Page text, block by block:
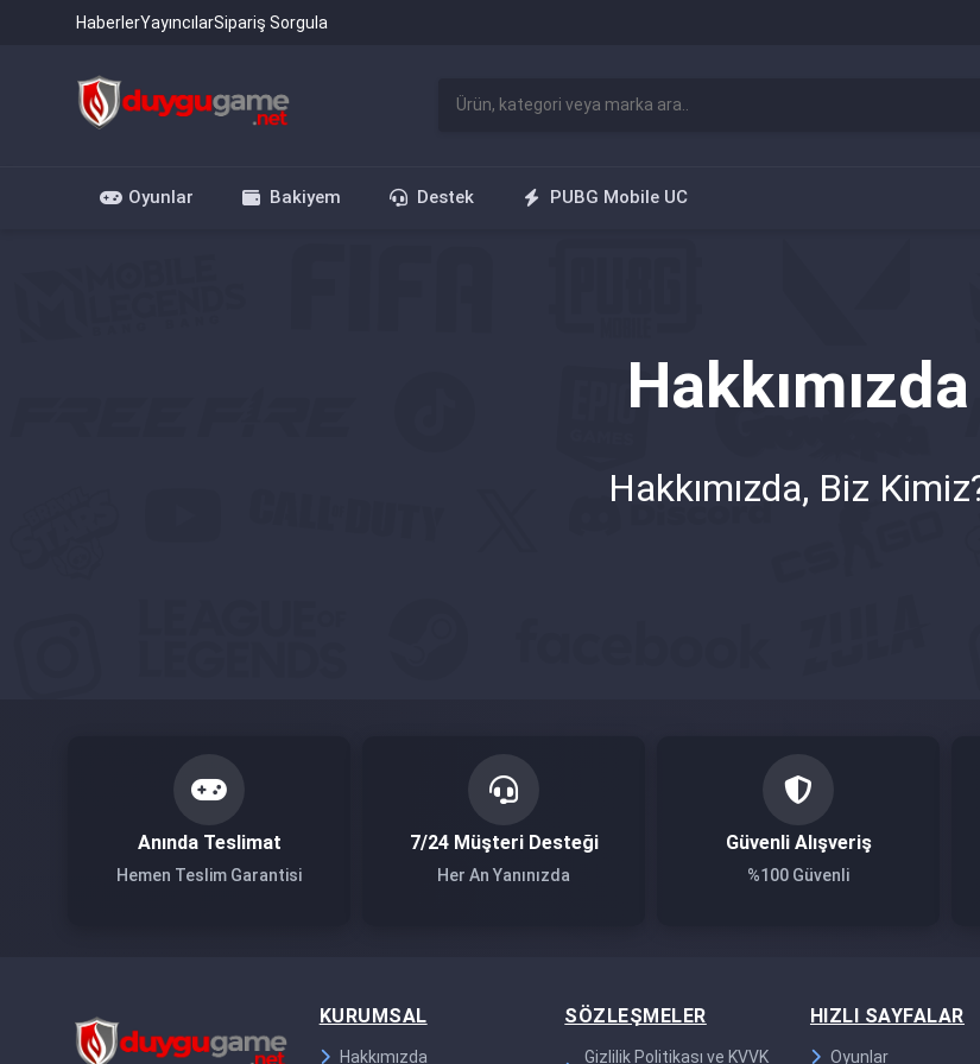
HaberlerYayıncılarSipariş Sorgula
Oyunlar Bakiyem Destek PUBG Mobile UC
Hakkımızda
Hakkımızda, Biz
Anında Teslimat
Hemen Teslim Garantisi
7/24 Müşteri Desteği
Her An Yanınızda
Güvenli Alışveriş
%100 Güvenli
KURUMSAL
Hakkımızda
SÖZLEŞMELER
Gizlilik Politikası ve KVVK
HIZLI SAYFALAR
Oyunlar